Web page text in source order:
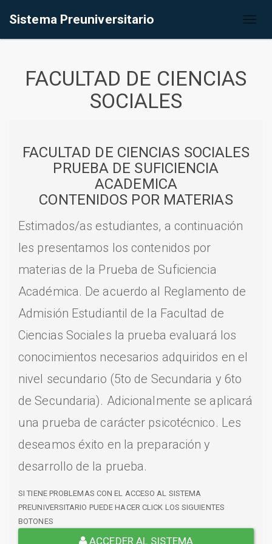
Sistema Preuniversitario
FACULTAD DE CIENCIAS
SOCIALES
FACULTAD DE CIENCIAS SOCIALES
PRUEBA DE SUFICIENCIA
ACADEMICA
CONTENIDOS POR MATERIAS
Estimados/as estudiantes, a continuación
les presentamos los contenidos por
materias de la Prueba de Suficiencia
Académica. De acuerdo al Reglamento de
Admisión Estudiantil de la Facultad de
Ciencias Sociales la prueba evaluará los
conocimientos necesarios adquiridos en el
nivel secundario (5to de Secundaria y 6to
de Secundaria). Adicionalmente se aplicará
una prueba de carácter psicotécnico. Les
deseamos éxito en la preparación y
desarrollo de la prueba.
SI TIENE PROBLEMAS CON EL ACCESO AL SISTEMA
PREUNIVERSITARIO PUEDE HACER CLICK LOS SIGUIENTES
BOTONES
ACCEDER AL SISTEMA